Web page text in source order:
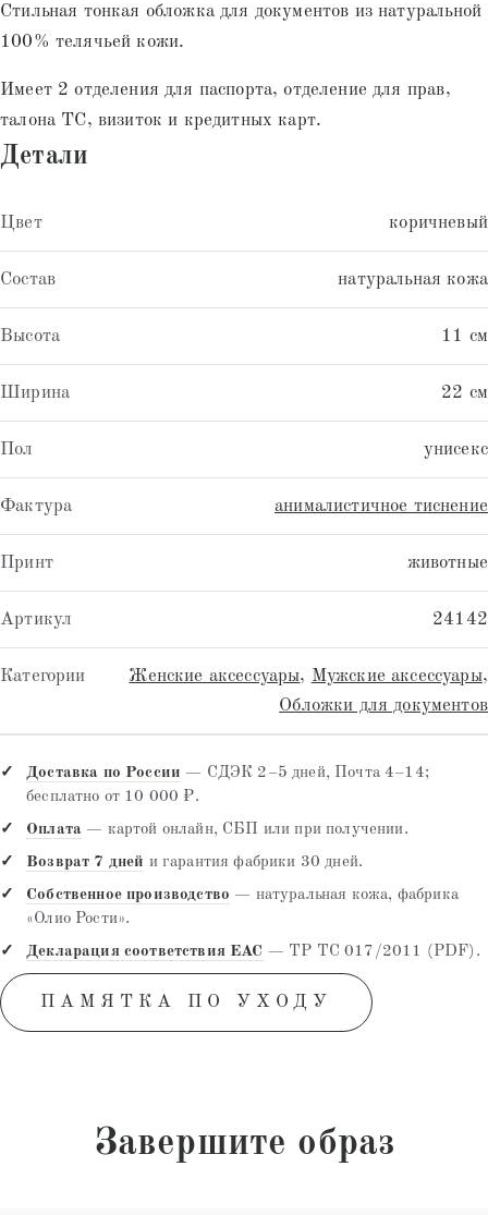
Стильная тонкая обложка для документов из натуральной
100% телячьей кожи.
Имеет 2 отделения для паспорта, отделение для прав,
талона ТС, визиток и кредитных карт.
Детали
Цвет коричневый
Состав натуральная кожа
Высота 11 см
Ширина 22 см
Пол унисекс
Фактура анималистичное тиснение
Принт животные
Артикул 24142
Категории Женские аксессуары, Мужские аксессуары,
Обложки для документов
Доставка по России — СДЭК 2–5 дней, Почта 4–14;
бесплатно от 10 000 ₽.
Оплата — картой онлайн, СБП или при получении.
Возврат 7 дней и гарантия фабрики 30 дней.
Собственное производство — натуральная кожа, фабрика
«Олио Рости».
Декларация соответствия EAC — ТР ТС 017/2011 (PDF).
ПАМЯТКА ПО УХОДУ
Завершите образ